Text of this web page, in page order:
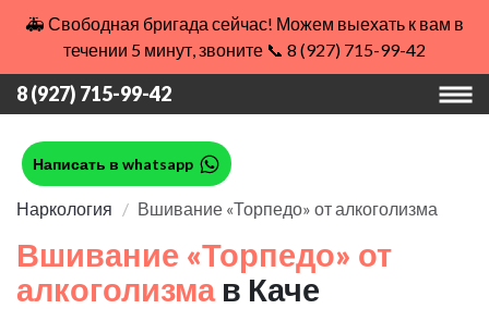
🚑 Свободная бригада сейчас! Можем выехать к вам в
течении 5 минут, звоните 📞 8 (927) 715-99-42
8 (927) 715-99-42
Написать в whatsapp
Наркология Вшивание «Торпедо» от алкоголизма
Вшивание «Торпедо» от
алкоголизма в Каче